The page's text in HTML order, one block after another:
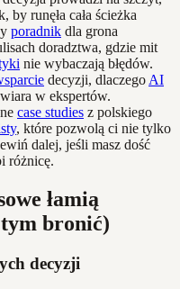
by runęła cała ścieżka
poradnik dla grona
doradztwa, gdzie mit
nie wybaczają błędów.
decyzji, dlaczego AI
w ekspertów.
case studies z polskiego
, które pozwolą ci nie tylko
dalej, jeśli masz dość
różnicę.
łamią
bronić)
decyzji